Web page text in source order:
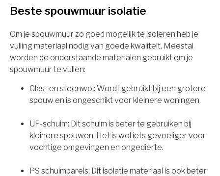
Beste spouwmuur isolatie
Om je spouwmuur zo goed mogelijk te isoleren heb je
vulling materiaal nodig van goede kwaliteit. Meestal
worden de onderstaande materialen gebruikt om je
spouwmuur te vullen:
Glas- en steenwol: Wordt gebruikt bij een grotere
spouw en is ongeschikt voor kleinere woningen.
UF-schuim: Dit schuim is beter te gebruiken bij
kleinere spouwen. Het is wel iets gevoeliger voor
vochtige omgevingen en ongedierte.
PS schuimparels: Dit isolatie materiaal is ook beter